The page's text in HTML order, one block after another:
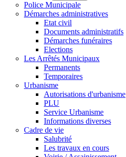
Police Municipale
Démarches administratives
Etat civil
Documents administratifs
Démarches funéraires
Elections
Les Arrêtés Municipaux
Permanents
Temporaires
Urbanisme
Autorisations d'urbanisme
PLU
Service Urbanisme
Informations diverses
Cadre de vie
Salubrité
Les travaux en cours